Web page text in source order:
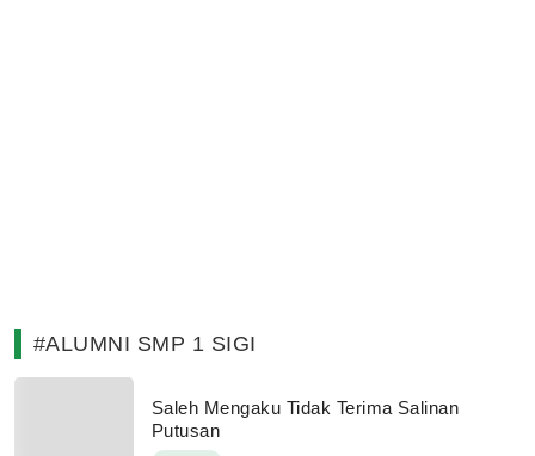
#ALUMNI SMP 1 SIGI
Saleh Mengaku Tidak Terima Salinan
Putusan